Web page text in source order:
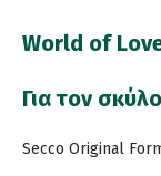
World of
Για τον
Secco Original